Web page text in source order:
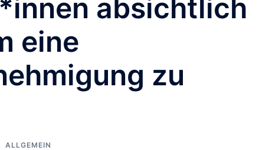
absichtlich
eine
zu
ALLGEMEIN